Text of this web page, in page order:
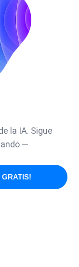
la IA. Sigue
—
GRATIS!